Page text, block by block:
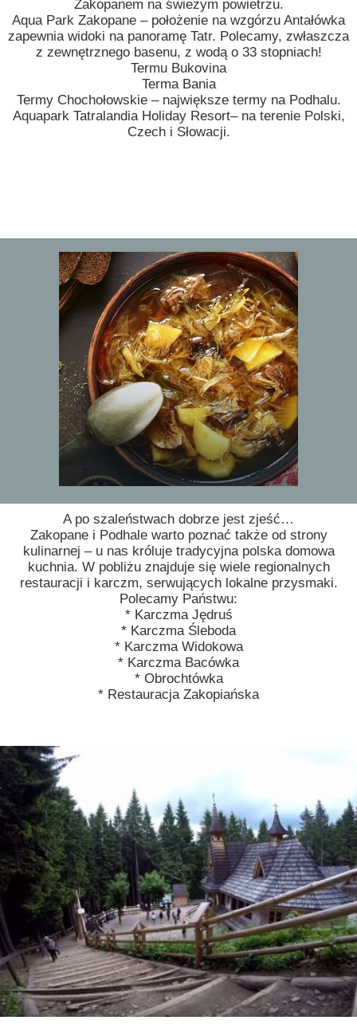
A po szaleństwach dobrze jest zjeść…
Zakopane i Podhale warto poznać także od strony
kulinarnej – u nas króluje tradycyjna polska domowa
kuchnia. W pobliżu znajduje się wiele regionalnych
restauracji i karczm, serwujących lokalne przysmaki.
Polecamy Państwu:
* Karczma Jędruś
* Karczma Śleboda
* Karczma Widokowa
* Karczma Bacówka
* Obrochtówka
* Restauracja Zakopiańska
Zakopanem na świeżym powietrzu.
Aqua Park Zakopane – położenie na wzgórzu Antałówka
zapewnia widoki na panoramę Tatr. Polecamy, zwłaszcza
z zewnętrznego basenu, z wodą o 33 stopniach!
Termu Bukovina
Terma Bania
Termy Chochołowskie – największe termy na Podhalu.
Aquapark Tatralandia Holiday Resort– na terenie Polski,
Czech i Słowacji.